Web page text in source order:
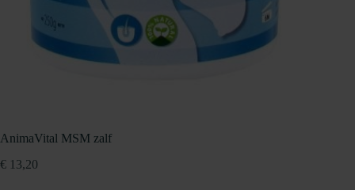
AnimaVital MSM zalf
€ 13,20